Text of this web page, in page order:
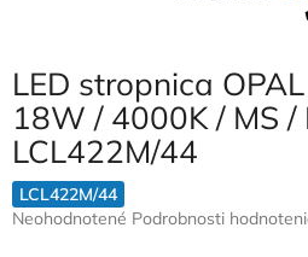
LED stropnica
18W / 4000K / MS /
LCL422M/44
LCL422M/44
Priemerné
Neohodnotené Podrobnosti